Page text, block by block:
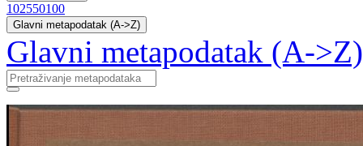
102550100
Glavni metapodatak (A->Z)
Glavni metapodatak (A->Z)